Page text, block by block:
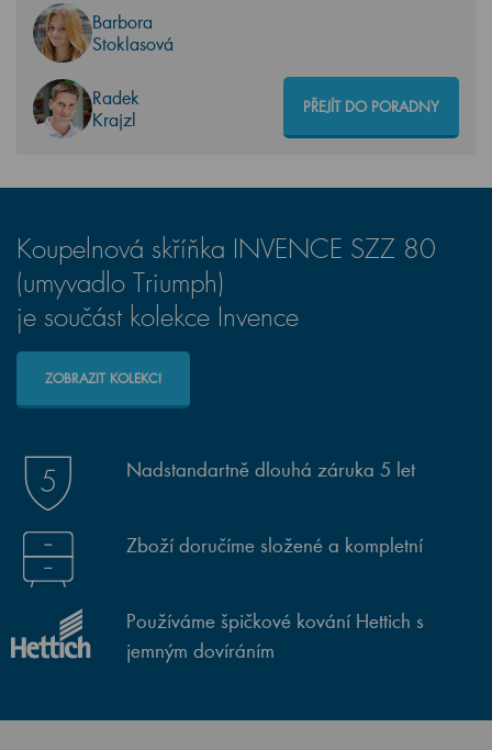
Barbora
Stoklasová
Radek
Krajzl
PŘEJÍT DO PORADNY
Koupelnová skříňka INVENCE SZZ 80
(umyvadlo Triumph)
je součást kolekce Invence
ZOBRAZIT KOLEKCI
Nadstandartně dlouhá záruka 5 let
Zboží doručíme složené a kompletní
Používáme špičkové kování Hettich s
jemným dovíráním